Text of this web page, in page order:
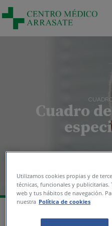
Pasar al contenido principal
Cuadro
Profesionales de prestigio en
Utilizamos cookies propias y de
técnicas, funcionales y
web y tus hábitos de navegación.
nuestra Política de cookies